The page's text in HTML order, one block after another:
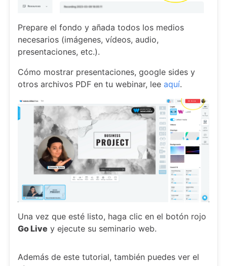
Prepare el fondo y añada todos los medios
necesarios (imágenes, vídeos, audio,
presentaciones, etc.).
Cómo mostrar presentaciones, google sides y
otros archivos PDF en tu webinar, lee aquí.
Una vez que esté listo, haga clic en el botón rojo
Go Live y ejecute su seminario web.
Además de este tutorial, también puedes ver el